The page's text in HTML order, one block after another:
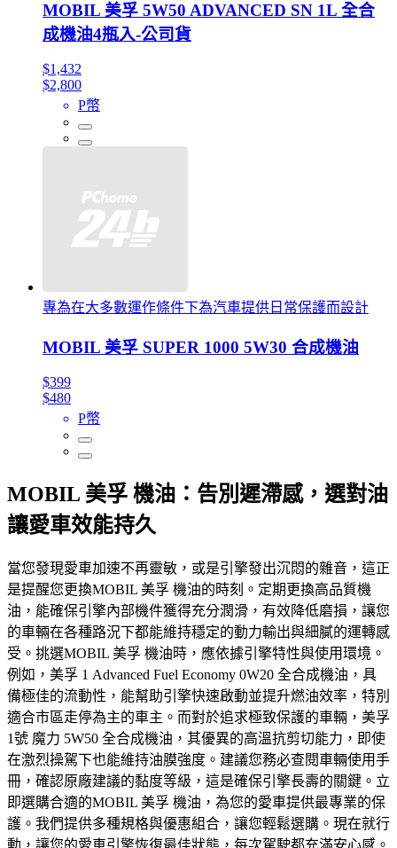
MOBIL 美孚 5W50 ADVANCED SN 1L 全合
成機油4瓶入-公司貨
$1,432
$2,800
P幣
專為在大多數運作條件下為汽車提供日常保護而設計
MOBIL 美孚 SUPER 1000 5W30 合成機油
$399
$480
P幣
MOBIL 美孚 機油：告別遲滯感，選對油
讓愛車效能持久
當您發現愛車加速不再靈敏，或是引擎發出沉悶的雜音，這正
是提醒您更換MOBIL 美孚 機油的時刻。定期更換高品質機
油，能確保引擎內部機件獲得充分潤滑，有效降低磨損，讓您
的車輛在各種路況下都能維持穩定的動力輸出與細膩的運轉感
受。挑選MOBIL 美孚 機油時，應依據引擎特性與使用環境。
例如，美孚 1 Advanced Fuel Economy 0W20 全合成機油，具
備極佳的流動性，能幫助引擎快速啟動並提升燃油效率，特別
適合市區走停為主的車主。而對於追求極致保護的車輛，美孚
1號 魔力 5W50 全合成機油，其優異的高溫抗剪切能力，即使
在激烈操駕下也能維持油膜強度。建議您務必查閱車輛使用手
冊，確認原廠建議的黏度等級，這是確保引擎長壽的關鍵。立
即選購合適的MOBIL 美孚 機油，為您的愛車提供最專業的保
護。我們提供多種規格與優惠組合，讓您輕鬆選購。現在就行